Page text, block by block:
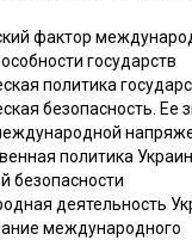
фактор
государств
политика
безопасность. Ее
политика
безопасности
деятельность
международного